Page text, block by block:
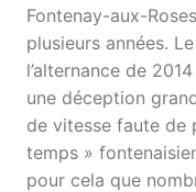
Fontenay-aux-
plusieurs années.
l’alternance de
une déception
de vitesse faute de
temps »
pour cela que